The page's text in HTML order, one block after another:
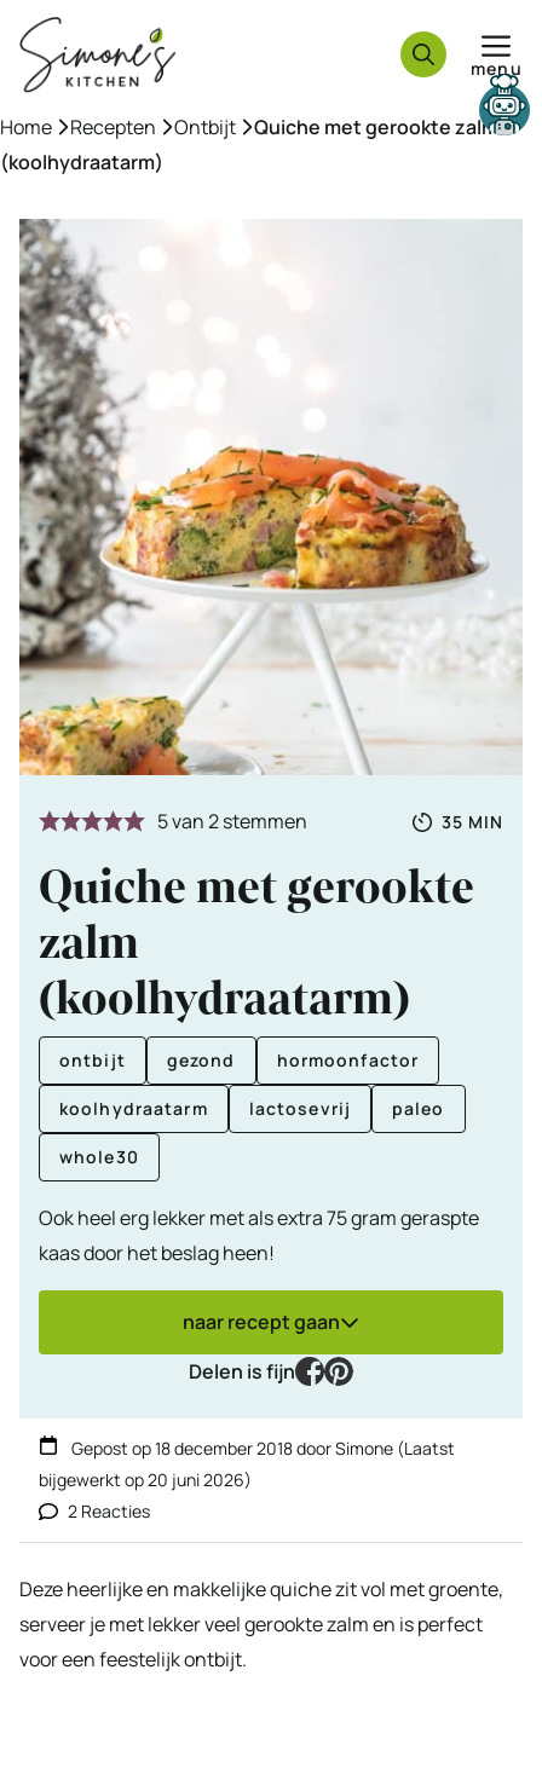
naar
inhoud
menu
Home »Recepten »Ontbijt »Quiche met gerookte zalm
(koolhydraatarm)
5van2stemmen
Totale
35 MIN
Quiche met gerookte
zalm
(koolhydraatarm)
ontbijt gezond hormoonfactor
koolhydraatarm lactosevrij paleo
whole30
Ook heel erg lekker met als extra 75 gram geraspte
kaas door het beslag heen!
naar recept gaan
Delen is fijn
facebook
pinterest
Gepost op18 december 2018doorSimone (Laatst
bijgewerkt op20 juni 2026)
2 Reacties
Deze heerlijke en makkelijke quiche zit vol met groente,
serveer je met lekker veel gerookte zalm en is perfect
voor een feestelijk ontbijt.
Need help?